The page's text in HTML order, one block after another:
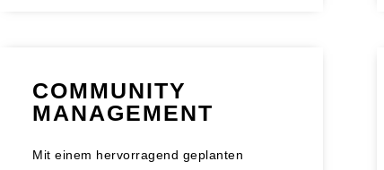
COMMUNITY
MANAGEMENT
Mit einem hervorragend geplanten